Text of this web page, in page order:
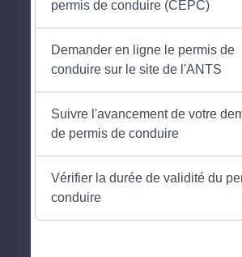
permis de conduire (CEPC)
Demander en ligne le permis de
conduire sur le site de l'ANTS
Suivre l'avancement de votre
de permis de conduire
Vérifier la durée de validité du
conduire